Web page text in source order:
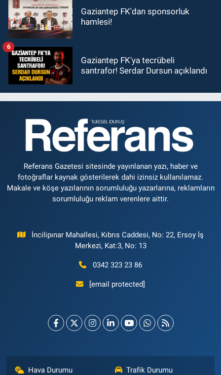
Gaziantep FK'dan sponsorluk
hamlesi!
Gaziantep FK'ya tecrübeli
santrafor! Serdar Dursun açıklandı
6
Referans Gazetesi sitesinde yayınlanan yazı, haber ve
fotoğraflar kaynak gösterilerek dahi izinsiz kullanılamaz.
Makale ve köşe yazılarının sorumluluğu yazarlarına, reklamların
sorumluluğu reklam verenlere aittir.
İncilipınar Mahallesi, Kıbrıs Caddesi, No: 22, Ersoy İş
Merkezi, Kat:3, No: 13
0342 323 23 86
[email protected]
Hava Durumu Trafik Durumu